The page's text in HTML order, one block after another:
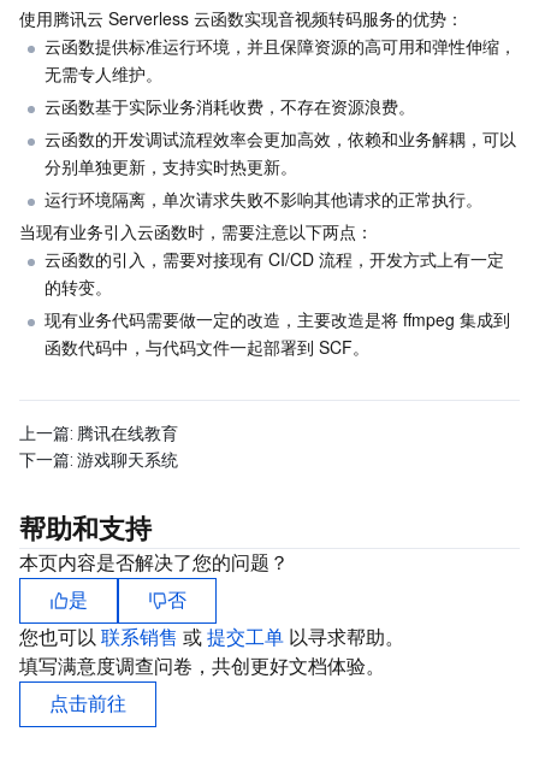
VPN 连接
私有连接
弹性公网 IP
全球应用加速
云解析 DNS
腾讯云企业网盘
流计算 Oceanus
数据湖计算
腾讯云数据仓库 TCHouse-C
腾讯云数据仓库 TCHouse-D
腾讯云数据仓库 TCHouse-P
数据开发治理平台 WeData
腾讯云 BI
多模态智能数据湖 TCLake
语音合成
语音识别
机器翻译
文字识别
人脸融合
腾讯云智能数智人
人脸核身
AI 平台产品
腾讯云大模型训推平台TI-ONE
智能音乐平台
腾讯大模型
腾讯云智能体开发平台
知识引擎原子能力
大模型图像创作引擎
大模型视频创作引擎
腾讯混元生3D
腾讯混元大模型
大模型服务平台 TokenHub
物联网
物联网通信
消息队列
消息队列 CKafka 版
消息队列 RocketMQ 版
消息队列 RabbitMQ 版
消息队列 Pulsar 版
消息队列 MQTT 版
消息队列 CMQ 版
消息队列 CMQ
通信服务
短信
移动推送
邮件推送
实时互动
即时通信 IM
实时音视频
实时互动-教育版
实时互动-工业能源版
游戏多媒体引擎
云联络中心
视频服务
媒体直播
媒体包装
媒体传输
云直播
云点播
媒体点播
直播录制
媒体处理
媒体处理
应用云渲染
云桌面
视频终端SDK
直播 SDK
短视频 SDK
教育服务
互动白板
医疗服务
使用腾讯云 Serverless 云函数实现音视频转码服务的优势：
云函数提供标准运行环境，并且保障资源的高可用和弹性伸缩，
无需专人维护。
云函数基于实际业务消耗收费，不存在资源浪费。
云函数的开发调试流程效率会更加高效，依赖和业务解耦，可以
分别单独更新，支持实时热更新。
运行环境隔离，单次请求失败不影响其他请求的正常执行。
当现有业务引入云函数时，需要注意以下两点：
云函数的引入，需要对接现有 CI/CD 流程，开发方式上有一定
的转变。
现有业务代码需要做一定的改造，主要改造是将 ffmpeg 集成到
函数代码中，与代码文件一起部署到 SCF。
上一篇: 腾讯在线教育
下一篇: 游戏聊天系统
帮助和支持
本页内容是否解决了您的问题？
是
否
您也可以 联系销售 或 提交工单 以寻求帮助。
填写满意度调查问卷，共创更好文档体验。
点击前往